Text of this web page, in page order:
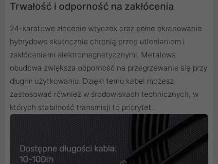
Trwałość i odporność na zakłócenia
24-karatowe złocenie wtyczek oraz pełne ekranowanie
hybrydowe skutecznie chronią przed utlenianiem i
zakłóceniami elektromagnetycznymi. Metalowa
obudowa zwiększa odporność na przegrzewanie się przy
długim użytkowaniu. Dzięki temu kabel możesz
zastosować również w środowiskach technicznych, w
których stabilność transmisji to priorytet.